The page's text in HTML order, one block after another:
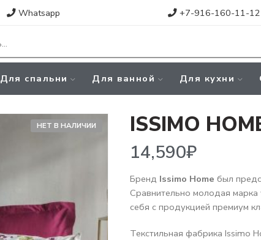
Whatsapp +7-916-160-11-12
Для спальни Для ванной Для кухни
НЕТ В НАЛИЧИИ ISSIMO
14,590₽
Бренд Issimo Home был
Сравнительно молодая
себя с продукцией премиум
Текстильная фабрика Issimo